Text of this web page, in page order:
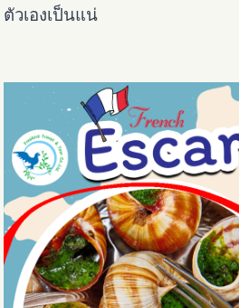
ตัวเองเป็นแน่